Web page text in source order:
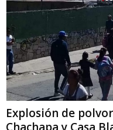
Explosión de